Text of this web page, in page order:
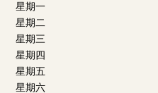
星期一
星期二
星期三
星期四
星期五
星期六